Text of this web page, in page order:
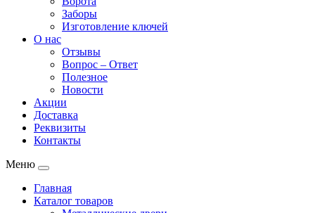
Заборы
Изготовление ключей
О нас
Отзывы
Вопрос – Ответ
Полезное
Новости
Акции
Доставка
Реквизиты
Контакты
Меню
Главная
Каталог товаров